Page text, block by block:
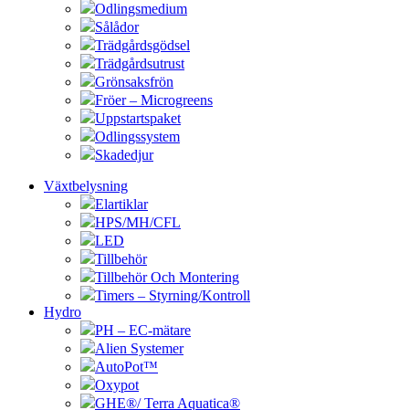
Odlingsmedium
Sålådor
Trädgårdsgödsel
Trädgårdsutrust
Grönsaksfrön
Fröer – Microgreens
Uppstartspaket
Odlingssystem
Skadedjur
Växtbelysning
Elartiklar
HPS/MH/CFL
LED
Tillbehör
Tillbehör Och Montering
Timers – Styrning/Kontroll
Hydro
PH – EC-mätare
Alien Systemer
AutoPot™
Oxypot
GHE®/ Terra Aquatica®